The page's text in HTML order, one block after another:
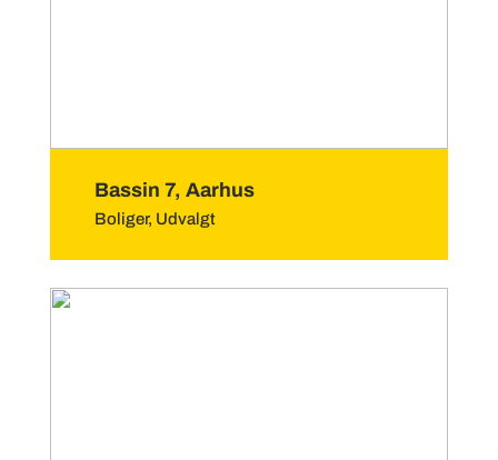
Bassin 7, Aarhus
Boliger, Udvalgt